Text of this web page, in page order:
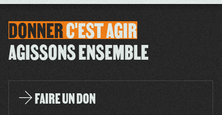
DONNERC'ESTAGIR
AGISSONS ENSEMBLE
FAIRE UN DON